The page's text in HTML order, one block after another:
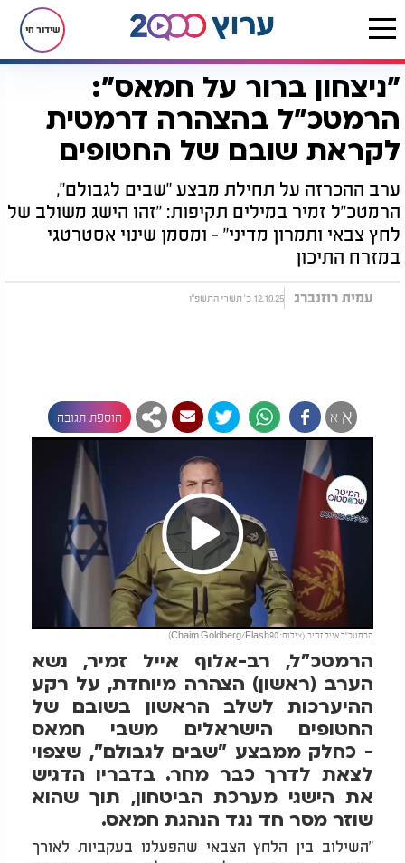
שידור חי
דף הבית חדשות ביטחוני "ניצחון ברור על חמאס": הרמטכ"ל בהצהרה דרמטית לקראת שובם של החטופים
"ניצחון ברור על חמאס":
הרמטכ"ל בהצהרה דרמטית
לקראת שובם של החטופים
ערב ההכרזה על תחילת מבצע "שבים לגבולם",
הרמטכ"ל זמיר במילים תקיפות: "זהו הישג משולב של
לחץ צבאי ותמרון מדיני" - ומסמן שינוי אסטרטגי
במזרח התיכון
עמית רוזנברג 12.10.25 כ' תשרי התשפ"ו
א א הוספת תגובה
Play
Video
הרמטכ״ל אייל זמיר. (צילום: Chaim Goldberg/Flash90)
הרמטכ"ל, רב-אלוף אייל זמיר, נשא
הערב (ראשון) הצהרה מיוחדת, על רקע
ההיערכות לשלב הראשון בשובם של
החטופים הישראלים משבי חמאס
- כחלק ממבצע "שבים לגבולם", שצפוי
לצאת לדרך כבר מחר. בדבריו הדגיש
את הישגי מערכת הביטחון, תוך שהוא
שוזר מסר חד נגד הנהגת חמאס.
"השילוב בין הלחץ הצבאי שהפעלנו בעקביות לאורך